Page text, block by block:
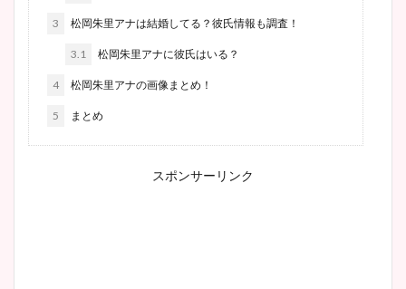
3 松岡朱里アナは結婚してる？彼氏情報も調査！
3.1 松岡朱里アナに彼氏はいる？
4 松岡朱里アナの画像まとめ！
5 まとめ
スポンサーリンク